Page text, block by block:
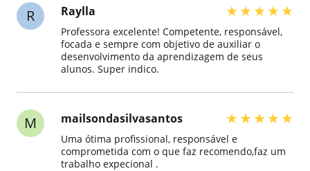
R Raylla ★★★★★
Professora excelente! Competente, responsável,
focada e sempre com objetivo de auxiliar o
desenvolvimento da aprendizagem de seus
alunos. Super indico.
M mailsondasilvasantos ★★★★★
Uma ótima profissional, responsável e
comprometida com o que faz recomendo,faz um
trabalho expecional .